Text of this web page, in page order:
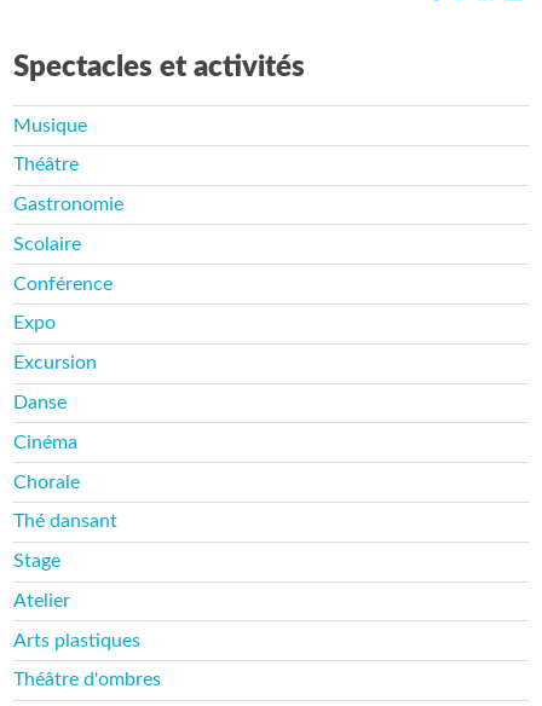
Spectacles et activités
Musique
Théâtre
Gastronomie
Scolaire
Conférence
Expo
Excursion
Danse
Cinéma
Chorale
Thé dansant
Stage
Atelier
Arts plastiques
Théâtre d'ombres